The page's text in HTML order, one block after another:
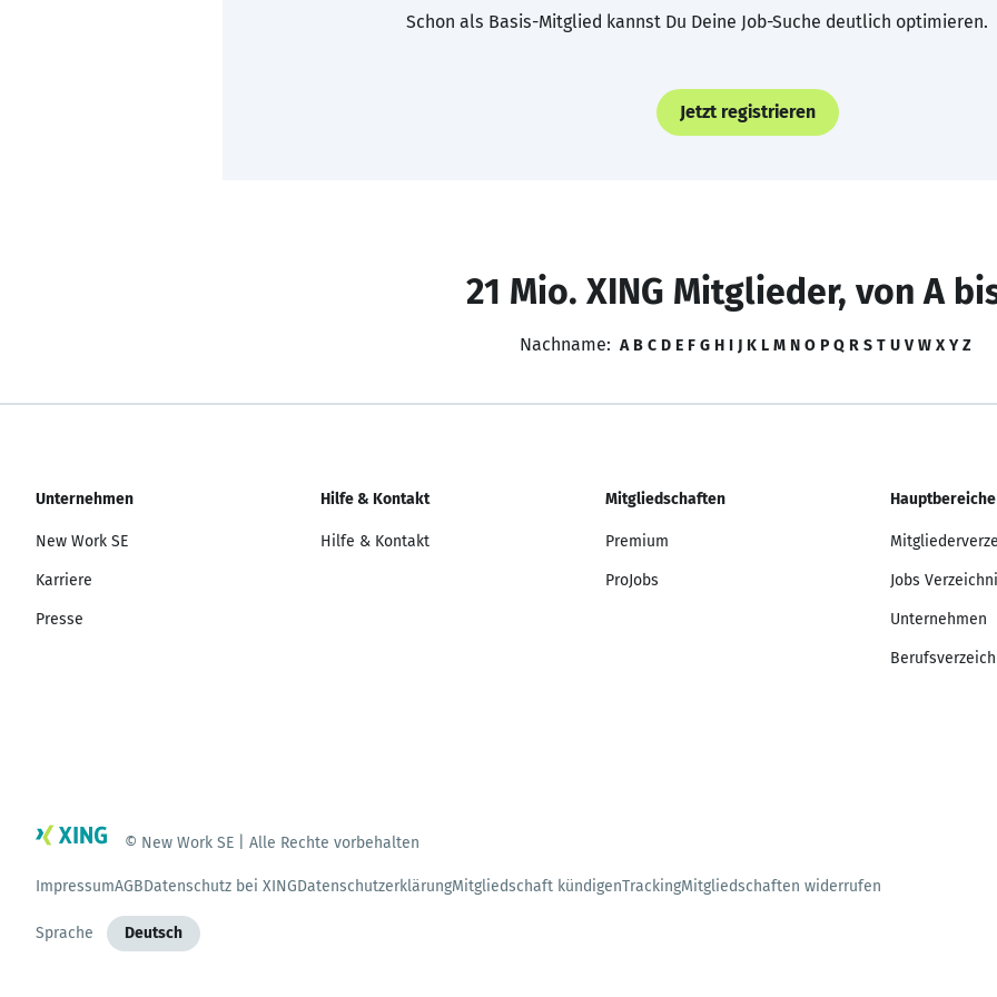
Schon als Basis-Mitglied kannst Du Deine Job-Suche deutlich optimieren.
Jetzt registrieren
21 Mio. XING Mitglieder, von A
Nachname: A B C D E F G H I J K L M N O P Q R S T U V W X Y Z
Unternehmen
New Work SE
Karriere
Presse
Hilfe & Kontakt
Hilfe & Kontakt
Mitgliedschaften
Premium
ProJobs
Hauptbereiche
Jobs
Unternehmen
© New Work SE | Alle Rechte vorbehalten
ImpressumAGBDatenschutz bei XINGDatenschutzerklärungMitgliedschaft kündigenTrackingMitgliedschaften widerrufen
Sprache Deutsch